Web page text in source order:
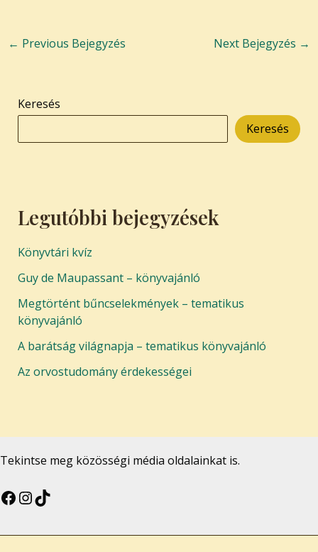
← Previous Bejegyzés Next Bejegyzés →
Keresés
Keresés
Legutóbbi bejegyzések
Könyvtári kvíz
Guy de Maupassant – könyvajánló
Megtörtént bűncselekmények – tematikus
könyvajánló
A barátság világnapja – tematikus könyvajánló
Az orvostudomány érdekességei
Tekintse meg közösségi média oldalainkat is.